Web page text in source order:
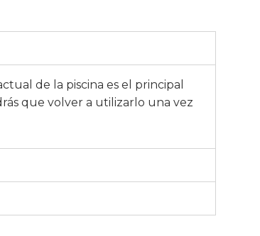
de la piscina es el principal
que volver a utilizarlo una vez